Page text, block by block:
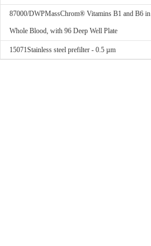
87000/DWPMassChrom® Vitamins B1 and B6 in
Whole Blood, with 96 Deep Well Plate
15071Stainless steel prefilter - 0.5 µm